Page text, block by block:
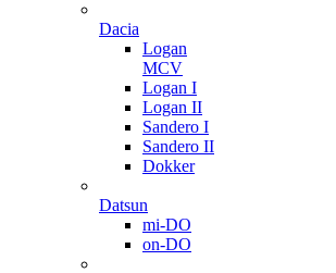
Dacia
Logan
MCV
Logan I
Logan II
Sandero I
Sandero II
Dokker
Datsun
mi-DO
on-DO